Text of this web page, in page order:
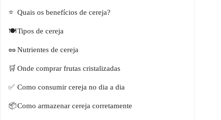
Quais os benefícios de cereja?
Tipos de cereja
Nutrientes de cereja
Onde comprar frutas cristalizadas
Como consumir cereja no dia a dia
Como armazenar cereja corretamente